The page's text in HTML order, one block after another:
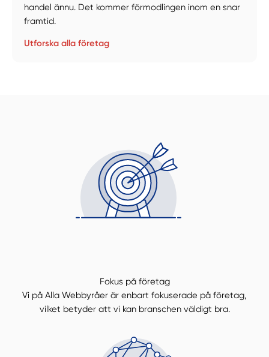
Få hjälp
handel ännu. Det kommer förmodlingen inom en snar
framtid.
Utforska alla företag
Fokus på företag
Vi på Alla Webbyråer är enbart fokuserade på företag,
vilket betyder att vi kan branschen väldigt bra.